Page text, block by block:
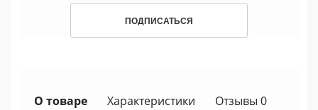
ПОДПИСАТЬСЯ
О товаре Характеристики
Отзывы 0